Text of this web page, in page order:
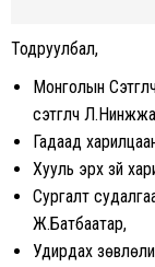
Тодруулбал,
Монголын
сэтгүүлч
Гадаад
Хууль эрх зүй
Сургалт
Ж.Батбаатар,
Удирдах